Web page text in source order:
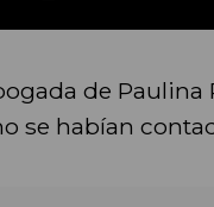
de
se habían